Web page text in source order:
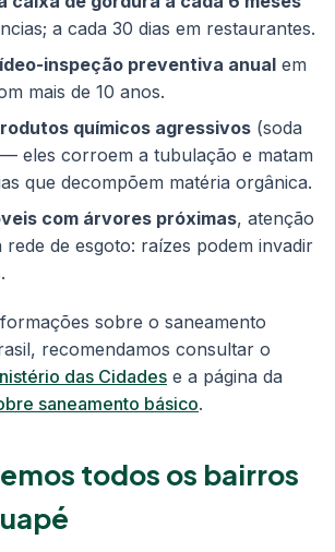
a cada 30 dias em restaurantes.
inspeção preventiva anual em
mais de 10 anos.
químicos agressivos (soda
eles corroem a tubulação e matam
que decompõem matéria orgânica.
com árvores próximas, atenção
rede de esgoto: raízes podem invadir
sobre o saneamento
recomendamos consultar o
das Cidades e a página da
saneamento básico.
todos os bairros